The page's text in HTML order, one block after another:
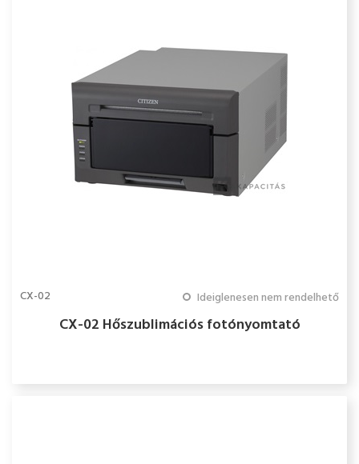
CX-02 Ideiglenesen nem rendelhető
CX-02 Hőszublimációs fotónyomtató